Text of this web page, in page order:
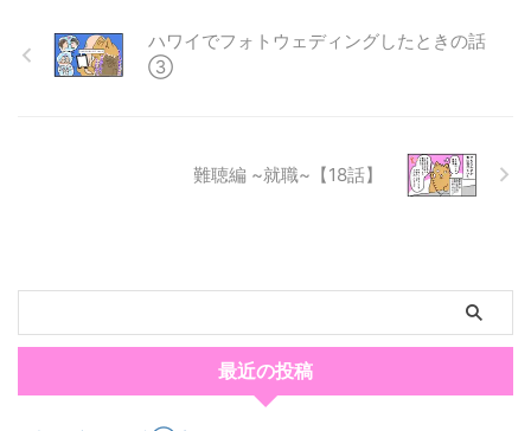
ハワイでフォトウェディングしたときの話
③
難聴編 ~就職~【18話】
最近の投稿